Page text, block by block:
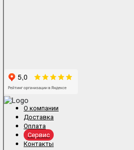
О компании
Доставка
Оплата
Сервис
Контакты